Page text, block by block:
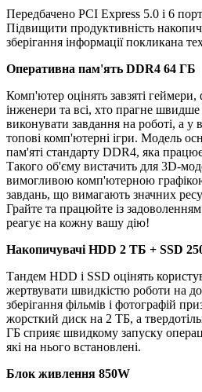
Передбачено PCI Express 5.0 і 6
Підвищити продуктивність
зберігання інформації покликана
Оперативна пам'ять DDR4 64 ГБ
Комп'ютер оцінять завзяті геймери,
інженери та всі, хто прагне
виконувати завдання на роботі, а у
топові комп'ютерні ігри. Модель
пам'яті стандарту DDR4, яка
Такого об'єму вистачить для 3D-
вимогливою комп'ютерною
завдань, що вимагають значних
Грайте та працюйте із
реагує на кожну вашу дію!
Накопичувачі HDD 2 TБ + SSD
Тандем HDD і SSD оцінять
жертвувати швидкістю роботи на
зберігання фільмів і фотографій
жорсткий диск на 2 ТБ, а
ГБ сприяє швидкому запуску
які на нього встановлені.
Блок живлення 850W